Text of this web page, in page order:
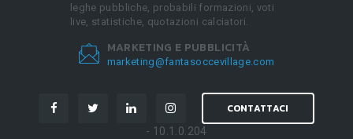
leghe pubbliche, probabili formazioni, voti
live, statistiche, quotazioni calciatori.
MARKETING E PUBBLICITÀ
marketing@fantasoccevillage.com
CONTATTACI
- 10.1.0.204